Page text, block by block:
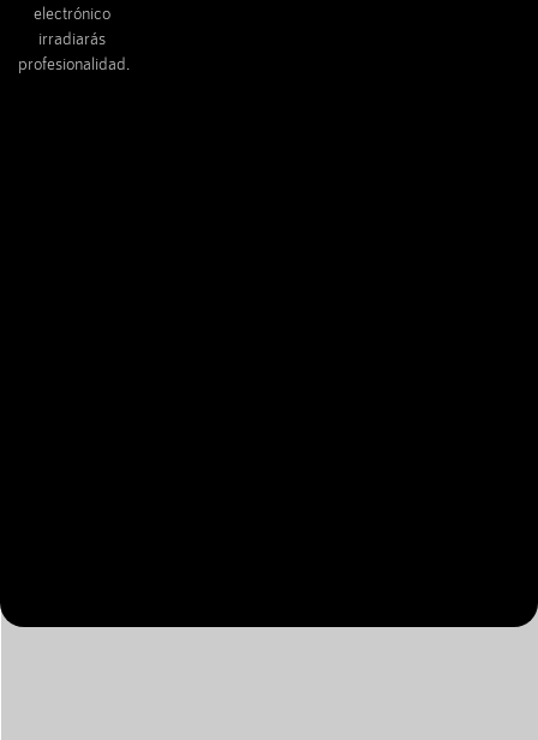
electrónico
irradiarás
profesionalidad.